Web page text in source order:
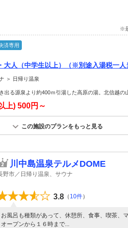
※
済専用
人（中学生以上）（※別途入湯税一人
＞ 日帰り温泉
出る源泉より約400ｍ引湯した高原の湯。北信越の
上) 500円～
この施設のプランをもっと見る
川中島温泉テルメDOME
野市／日帰り温泉、サウナ
3.8 （ 10件）
お風呂も種類があって、休憩所、食事、喫茶、
オープンから１６時まで...